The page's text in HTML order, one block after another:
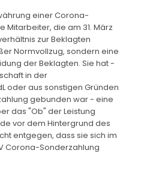
einer Corona-
Mitarbeiter, die am 31. März
zur Beklagten
Normvollzug, sondern eine
der Beklagten. Sie hat -
in der
oder aus sonstigen Gründen
gebunden war - eine
das "Ob" der Leistung
vor dem Hintergrund des
entgegen, dass sie sich im
Corona-Sonderzahlung